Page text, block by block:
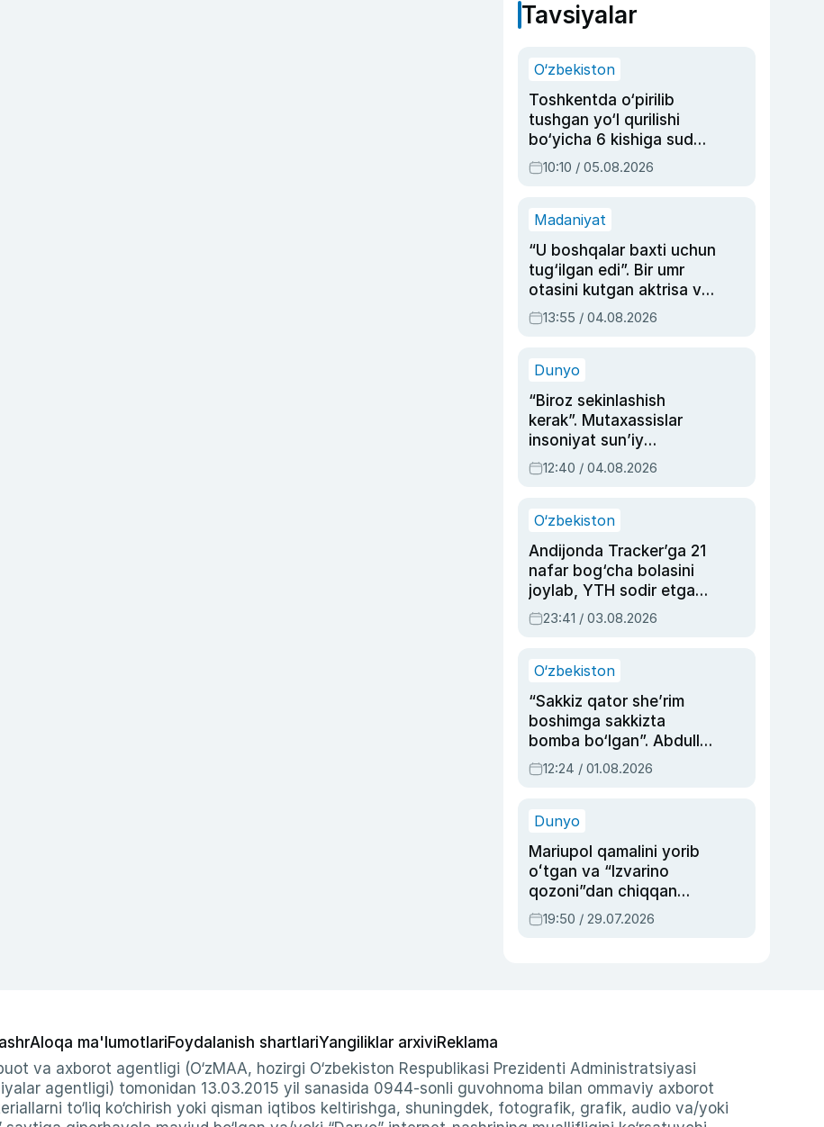
Tavsiyalar
O‘zbekiston
Toshkentda o‘pirilib
tushgan yo‘l qurilishi
bo‘yicha 6 kishiga sud
hukmi o‘qildi
10:10 / 05.08.2026
Madaniyat
“U boshqalar baxti uchun
tug‘ilgan edi”. Bir umr
otasini kutgan aktrisa va
dublyaj ustasi Rimma
Ahmedovaning
13:55 / 04.08.2026
Dunyo
“Biroz sekinlashish
kerak”. Mutaxassislar
insoniyat sun’iy
intellektni boshqara
olmay qolishidan xavotir
12:40 / 04.08.2026
O‘zbekiston
Andijonda Tracker’ga 21
nafar bog‘cha bolasini
joylab, YTH sodir etgan
ayolga sud hukmi o‘qildi
23:41 / 03.08.2026
O‘zbekiston
“Sakkiz qator she’rim
boshimga sakkizta
bomba bo‘lgan”. Abdulla
Oripovni siyosiy
ayblovlardan asrab
12:24 / 01.08.2026
Dunyo
Mariupol qamalini yorib
oʻtgan va “Izvarino
qozoni”dan chiqqan
qahramon — Ukraina
armiyasi bosh
19:50 / 29.07.2026
Aloqa ma'lumotlariFoydalanish shartlariYangiliklar arxiviReklama
va axborot agentligi (O‘zMAA, hozirgi O‘zbekiston Respublikasi Prezidenti Administratsiyasi
agentligi) tomonidan 13.03.2015 yil sanasida 0944-sonli guvohnoma bilan ommaviy axborot
to‘liq ko‘chirish yoki qisman iqtibos keltirishga, shuningdek, fotografik, grafik, audio va/yoki